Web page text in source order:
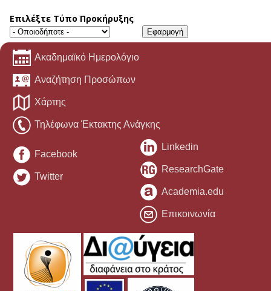
Επιλέξτε Τύπο Προκήρυξης
Ακαδημαϊκό Ημερολόγιο
Αναζήτηση Προσώπων
Χάρτης
Τηλέφωνα Έκτακτης Ανάγκης
Facebook
Twitter
Linkedin
ResearchGate
Academia.edu
Επικοινωνία